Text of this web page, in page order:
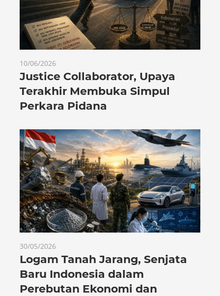
10/06/2026
Justice Collaborator, Upaya
Terakhir Membuka Simpul
Perkara Pidana
30/05/2026
Logam Tanah Jarang, Senjata
Baru Indonesia dalam
Perebutan Ekonomi dan